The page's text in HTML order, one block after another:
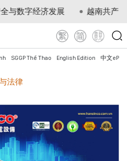
发展 越南共产党中央总书
SGGP Thể Thao English Edition 中文
法律